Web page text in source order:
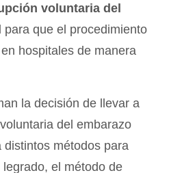
voluntaria del
para que el procedimiento
hospitales de manera
la decisión de llevar a
del embarazo
distintos métodos para
el método de